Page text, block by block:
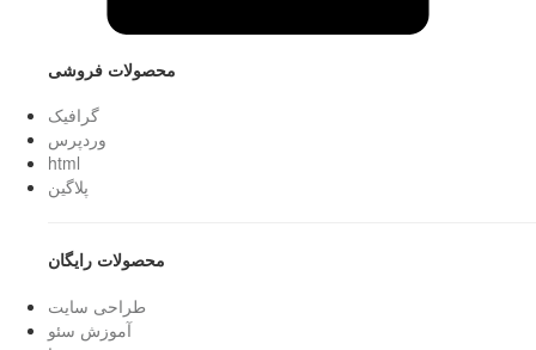
محصولات فروشی
گرافیک
وردپرس
html
پلاگین
محصولات رایگان
طراحی سایت
آموزش سئو